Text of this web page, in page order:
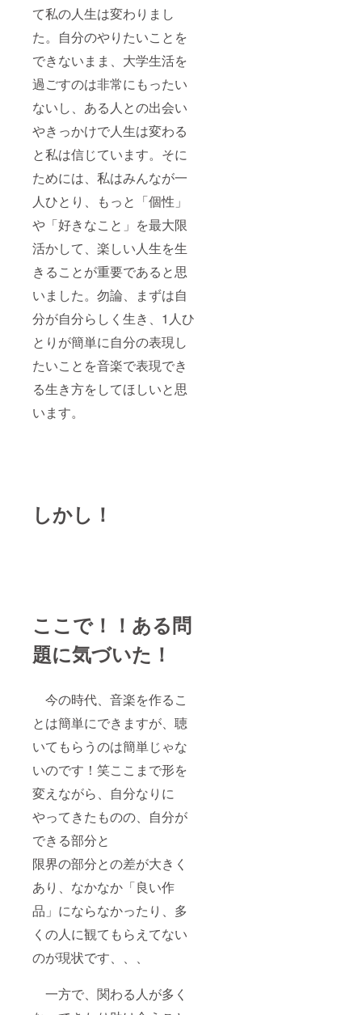
て私の人生は変わりまし
た。自分のやりたいことを
できないまま、大学生活を
過ごすのは非常にもったい
ないし、ある人との出会い
やきっかけで人生は変わる
と私は信じています。そに
ためには、私はみんなが一
人ひとり、もっと「個性」
や「好きなこと」を最大限
活かして、楽しい人生を生
きることが重要であると思
いました。勿論、まずは自
分が自分らしく生き、1人ひ
とりが簡単に自分の表現し
たいことを音楽で表現でき
る生き方をしてほしいと思
います。
しかし！
ここで！！ある問
題に気づいた！
今の時代、音楽を作るこ
とは簡単にできますが、聴
いてもらうのは簡単じゃな
いのです！笑ここまで形を
変えながら、自分なりに
やってきたものの、自分が
できる部分と
限界の部分との差が大きく
あり、なかなか「良い作
品」にならなかったり、多
くの人に観てもらえてない
のが現状です、、、
一方で、関わる人が多く